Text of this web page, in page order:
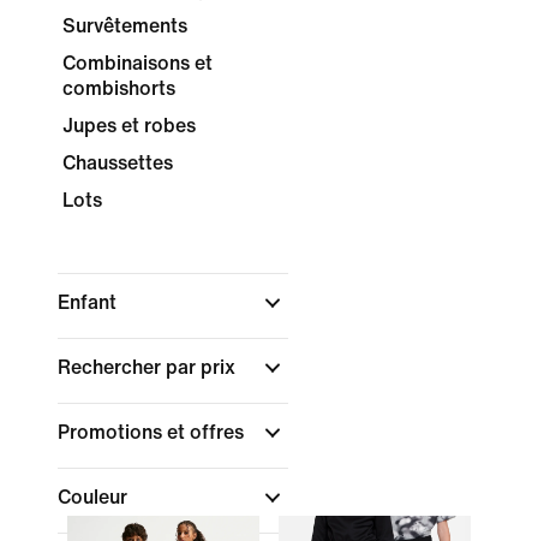
Survêtements
Combinaisons et
combishorts
Jupes et robes
Chaussettes
Lots
Enfant
Rechercher par prix
Promotions et offres
Couleur